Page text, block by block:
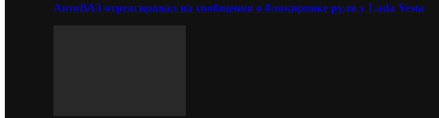
АвтоВАЗ отреагировал на сообщения о блокировке руля у Lada Vesta